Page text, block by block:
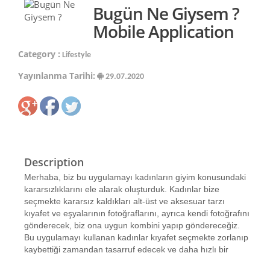
Bugün Ne Giysem ?
Mobile Application
Category : Lifestyle
Yayınlanma Tarihi: 29.07.2020
Description
Merhaba, biz bu uygulamayı kadınların giyim konusundaki
kararsızlıklarını ele alarak oluşturduk. Kadınlar bize
seçmekte kararsız kaldıkları alt-üst ve aksesuar tarzı
kıyafet ve eşyalarının fotoğraflarını, ayrıca kendi fotoğrafını
gönderecek, biz ona uygun kombini yapıp göndereceğiz.
Bu uygulamayı kullanan kadınlar kıyafet seçmekte zorlanıp
kaybettiği zamandan tasarruf edecek ve daha hızlı bir